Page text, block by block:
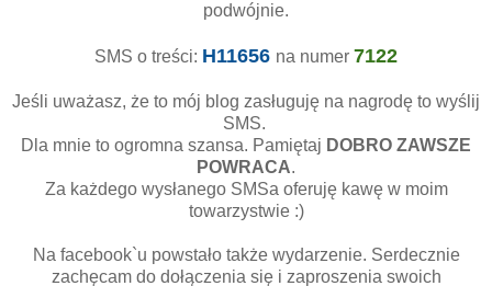
podwójnie.
SMS o treści: H11656 na numer 7122
Jeśli uważasz, że to mój blog zasługuję na nagrodę to wyślij
SMS.
Dla mnie to ogromna szansa. Pamiętaj DOBRO ZAWSZE
POWRACA.
Za każdego wysłanego SMSa oferuję kawę w moim
towarzystwie :)
Na facebook`u powstało także wydarzenie. Serdecznie
zachęcam do dołączenia się i zaproszenia swoich